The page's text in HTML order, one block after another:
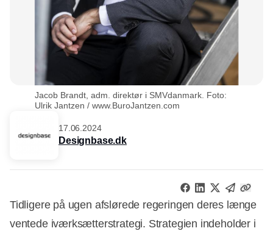
Jacob Brandt, adm. direktør i SMVdanmark. Foto:
Ulrik Jantzen / www.BuroJantzen.com
17.06.2024
Designbase.dk
Tidligere på ugen afslørede regeringen deres længe
ventede iværksætterstrategi. Strategien indeholder i